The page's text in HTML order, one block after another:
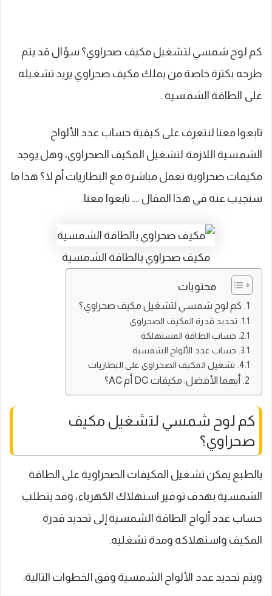
كم لوح شمسي لتشغيل مكيف صحراوي؟ سؤال قد يتم
طرحه بكثرة خاصة من يملك مكيف صحراوي يريد تشغيله
على الطاقة الشمسية .
تابعوا معنا لنتعرف على كيفية حساب عدد الألواح
الشمسية اللازمة لتشغيل المكيف الصحراوي، وهل يوجد
مكيفات صحراوية تعمل مباشرة مع البطاريات أم لا؟ هذا ما
سنجيب عنه في هذا المقال …. تابعوا معنا.
مكيف صحراوي بالطاقة الشمسية
محتويات
كم لوح شمسي لتشغيل مكيف صحراوي؟
تحديد قدرة المكيف الصحراوي
حساب الطاقة المستهلكة
حساب عدد الألواح الشمسية
تشغيل المكيف الصحراوي على البطاريات
أيهما الأفضل: مكيفات DC أم AC؟
كم لوح شمسي لتشغيل مكيف
صحراوي؟
بالطبع يمكن تشغيل المكيفات الصحراوية على الطاقة
الشمسية بهدف توفير استهلاك الكهرباء، وقد يتطلب
حساب عدد ألواح الطاقة الشمسية إلى تحديد قدرة
المكيف واستهلاكه ومدة تشغليه.
ويتم تحديد عدد الألواح الشمسية وفق الخطوات التالية: